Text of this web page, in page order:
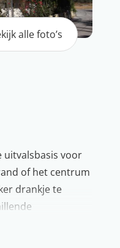
alle foto’s
uitvalsbasis voor
of het centrum
drankje te
Wij zeggen